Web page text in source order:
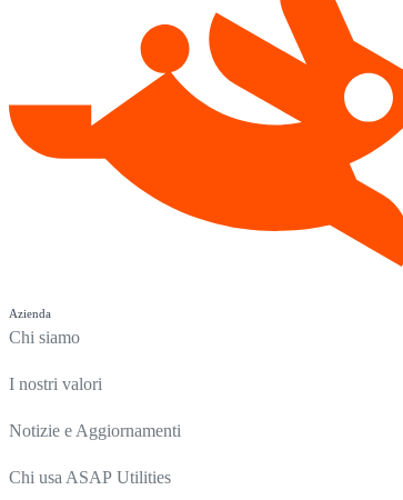
Azienda
Chi siamo
I nostri valori
Notizie e Aggiornamenti
Chi usa ASAP Utilities